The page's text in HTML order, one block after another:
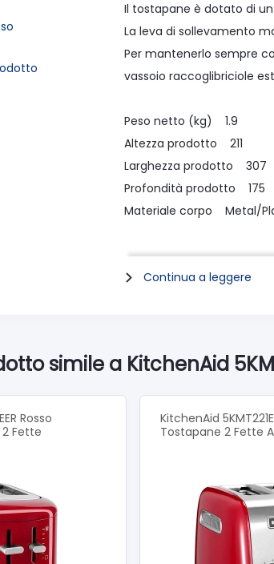
Il tostapane è dotato di
La leva di sollevamento
Per mantenerlo sempre
vassoio raccoglibriciole
Peso netto (kg) 1.9
Altezza prodotto 211
Larghezza prodotto 307
Profondità prodotto 175
Materiale corpo Metal/
la confezione contiene:
Continua a leggere
simile a KitchenAid
Rosso
Fette
KitchenAid
Tostapane 2 Fette